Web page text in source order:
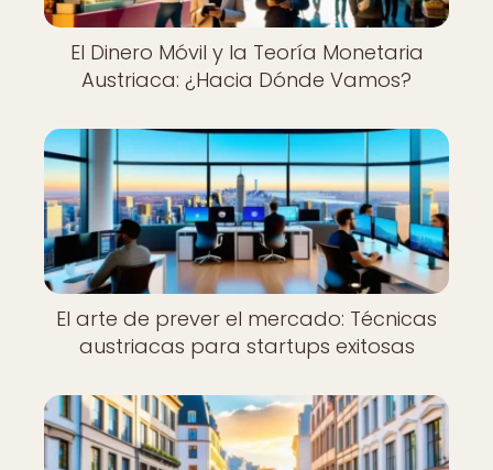
El Dinero Móvil y la Teoría Monetaria
Austriaca: ¿Hacia Dónde Vamos?
El arte de prever el mercado: Técnicas
austriacas para startups exitosas